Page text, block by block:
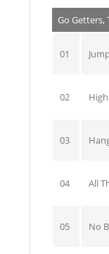
Go Getters,
01
02
03
04 All
05 No